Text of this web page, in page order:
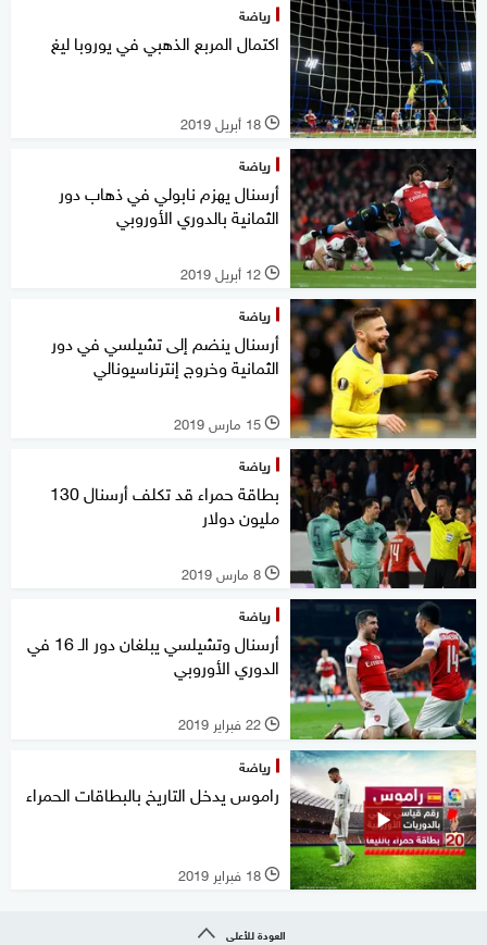
رياضة
اكتمال المربع الذهبي في يوروبا ليغ
l 18 أبريل 2019
رياضة
أرسنال يهزم نابولي في ذهاب دور
الثمانية بالدوري الأوروبي
l 12 أبريل 2019
رياضة
أرسنال ينضم إلى تشيلسي في دور
الثمانية وخروج إنترناسيونالي
l 15 مارس 2019
رياضة
بطاقة حمراء قد تكلف أرسنال 130
مليون دولار
l 8 مارس 2019
رياضة
أرسنال وتشيلسي يبلغان دور الـ 16 في
الدوري الأوروبي
l 22 فبراير 2019
رياضة
راموس يدخل التاريخ بالبطاقات الحمراء
l 18 فبراير 2019
العودة للأعلى